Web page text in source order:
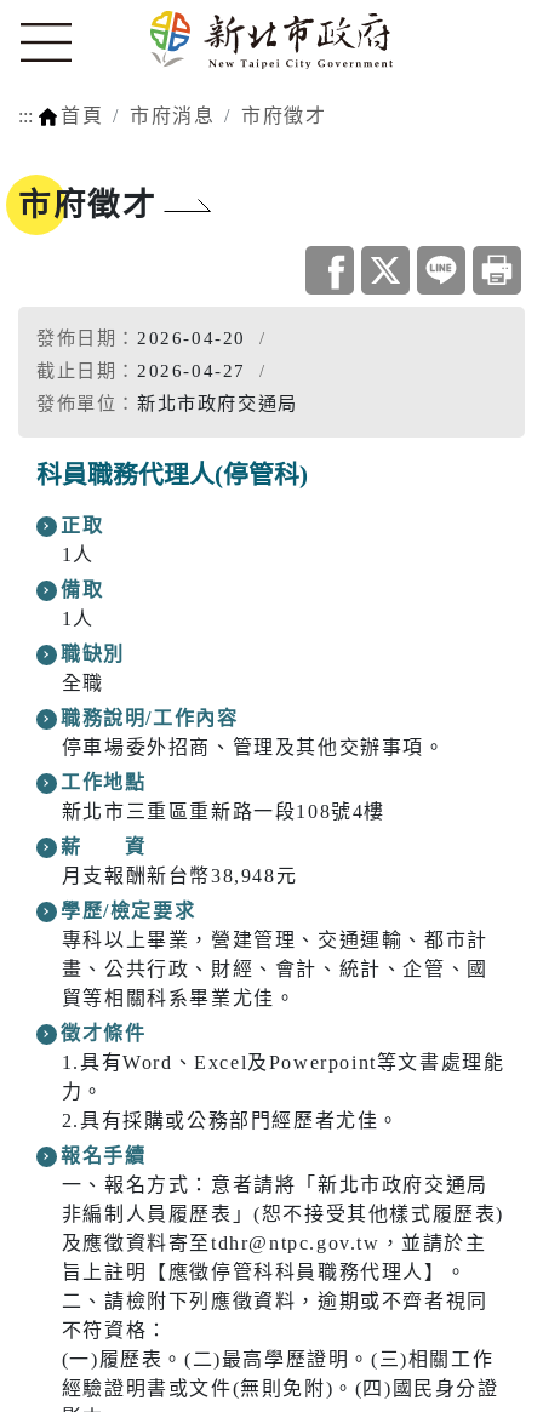
::: 首頁 市府消息 市府徵才
市府徵才
發佈日期： 2026-04-20
截止日期： 2026-04-27
發佈單位： 新北市政府交通局
科員職務代理人(停管科)
正取
1人
備取
1人
職缺別
全職
職務說明/工作內容
停車場委外招商、管理及其他交辦事項。
工作地點
新北市三重區重新路一段108號4樓
薪 資
月支報酬新台幣38,948元
學歷/檢定要求
專科以上畢業，營建管理、交通運輸、都市計
畫、公共行政、財經、會計、統計、企管、國
貿等相關科系畢業尤佳。
徵才條件
1.具有Word、Excel及Powerpoint等文書處理能
力。
2.具有採購或公務部門經歷者尤佳。
報名手續
一、報名方式：意者請將「新北市政府交通局
非編制人員履歷表」(恕不接受其他樣式履歷表)
及應徵資料寄至tdhr@ntpc.gov.tw，並請於主
旨上註明【應徵停管科科員職務代理人】。
二、請檢附下列應徵資料，逾期或不齊者視同
不符資格：
(一)履歷表。(二)最高學歷證明。(三)相關工作
經驗證明書或文件(無則免附)。(四)國民身分證